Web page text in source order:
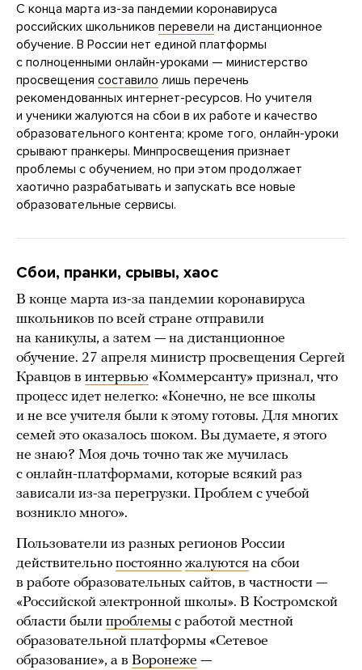
С конца марта из-за пандемии коронавируса
российских школьников перевели на дистанционное
обучение. В России нет единой платформы
с полноценными онлайн-уроками — министерство
просвещения составило лишь перечень
рекомендованных интернет-ресурсов. Но учителя
и ученики жалуются на сбои в их работе и качество
образовательного контента; кроме того, онлайн-уроки
срывают пранкеры. Минпросвещения признает
проблемы с обучением, но при этом продолжает
хаотично разрабатывать и запускать все новые
образовательные сервисы.
Сбои, пранки, срывы, хаос
В конце марта из-за пандемии коронавируса
школьников по всей стране отправили
на каникулы, а затем — на дистанционное
обучение. 27 апреля министр просвещения Сергей
Кравцов в интервью «Коммерсанту» признал, что
процесс идет нелегко: «Конечно, не все школы
и не все учителя были к этому готовы. Для многих
семей это оказалось шоком. Вы думаете, я этого
не знаю? Моя дочь точно так же мучилась
с онлайн-платформами, которые всякий раз
зависали из-за перегрузки. Проблем с учебой
возникло много».
Пользователи из разных регионов России
действительно постоянно жалуются на сбои
в работе образовательных сайтов, в частности —
«Российской электронной школы». В Костромской
области были проблемы с работой местной
образовательной платформы «Сетевое
образование», а в Воронеже —